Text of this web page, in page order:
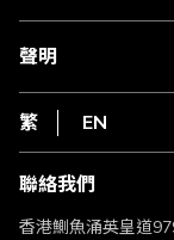
常見問題
csl.
1010
HKT
聲明
私隱聲明
使用條款
條款及細則
不歧視及不騷擾聲明
認可牌照及通告
繁 EN
聯絡我們
香港鰂魚涌英皇道